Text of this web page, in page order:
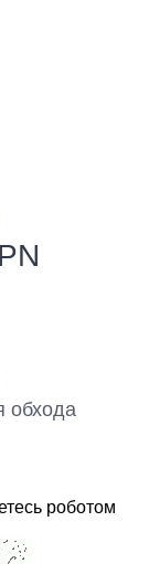
обхода
роботом